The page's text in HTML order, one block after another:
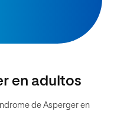
en adultos
de Asperger en